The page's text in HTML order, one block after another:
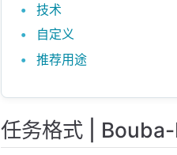
技术
自定义
推荐用途
任务格式 |